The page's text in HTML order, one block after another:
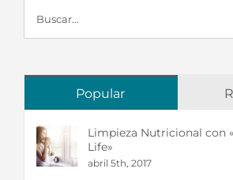
Popular
Limpieza Nutricional con
Life»
abril 5th, 2017